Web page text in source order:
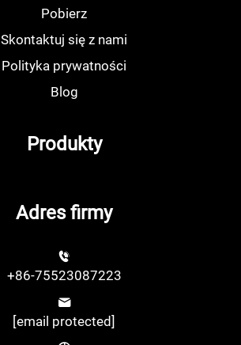
Pobierz
Skontaktuj się z nami
Polityka prywatności
Blog
Produkty
Adres firmy
+86-75523087223
[email protected]